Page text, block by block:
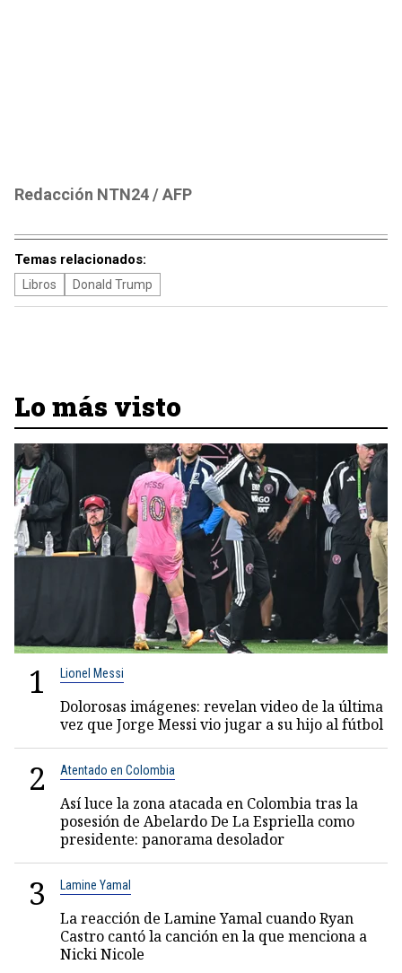
Redacción NTN24 / AFP
Temas relacionados:
Libros Donald Trump
Lo más visto
1 Lionel Messi
Dolorosas imágenes: revelan video de la última
vez que Jorge Messi vio jugar a su hijo al fútbol
2 Atentado en Colombia
Así luce la zona atacada en Colombia tras la
posesión de Abelardo De La Espriella como
presidente: panorama desolador
3 Lamine Yamal
La reacción de Lamine Yamal cuando Ryan
Castro cantó la canción en la que menciona a
Nicki Nicole